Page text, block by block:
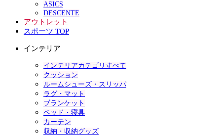
ASICS
DESCENTE
アウトレット
スポーツ TOP
インテリア
インテリアカテゴリすべて
クッション
ルームシューズ・スリッパ
ラグ・マット
ブランケット
ベッド・寝具
カーテン
収納・収納グッズ